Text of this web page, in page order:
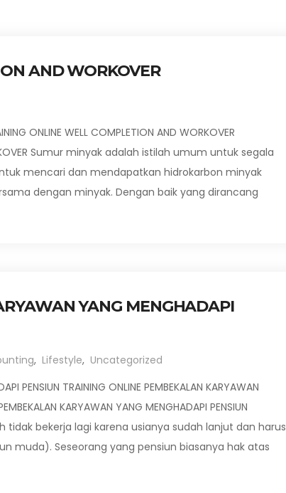
AND WORKOVER
ONLINE WELL COMPLETION AND WORKOVER
Sumur minyak adalah istilah umum untuk segala
mencari dan mendapatkan hidrokarbon minyak
dengan minyak. Dengan baik yang dirancang
YANG MENGHADAPI
, Lifestyle, Uncategorized
PENSIUN TRAINING ONLINE PEMBEKALAN KARYAWAN
KARYAWAN YANG MENGHADAPI PENSIUN
bekerja lagi karena usianya sudah lanjut dan harus
muda). Seseorang yang pensiun biasanya hak atas